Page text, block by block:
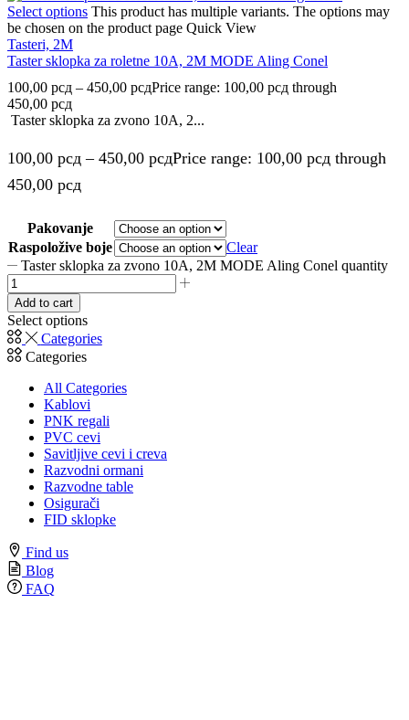
Select options This product has multiple variants. The options may
be chosen on the product page Quick View
Tasteri, 2M
Taster sklopka za roletne 10A, 2M MODE Aling Conel
100,00 рсд – 450,00 рсдPrice range: 100,00 рсд through
450,00 рсд
Taster sklopka za zvono 10A, 2...
100,00 рсд – 450,00 рсдPrice range: 100,00 рсд through
450,00 рсд
Pakovanje
Raspoložive boje
Clear
Taster sklopka za zvono 10A, 2M MODE Aling Conel quantity
Add to cart
Select options
Categories
Categories
All Categories
Kablovi
PNK regali
PVC cevi
Savitljive cevi i creva
Razvodni ormani
Razvodne table
Osigurači
FID sklopke
Find us
Blog
FAQ